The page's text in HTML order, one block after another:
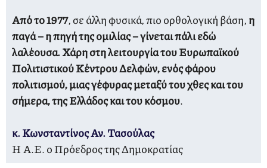
Από το 1977, σε άλλη φυσικά, πιο ορθολογική βάση,η
παγά – η πηγή της ομιλίας – γίνεται πάλι εδώ
λαλέουσα. Χάρη στη λειτουργία του Ευρωπαϊκού
Πολιτιστικού Κέντρου Δελφών, ενός φάρου
πολιτισμού, μιας γέφυρας μεταξύ του χθες και του
σήμερα, της Ελλάδος και του κόσμου.
κ. Κωνσταντίνος Αν. Τασούλας
Η Α.Ε. ο Πρόεδρος της Δημοκρατίας